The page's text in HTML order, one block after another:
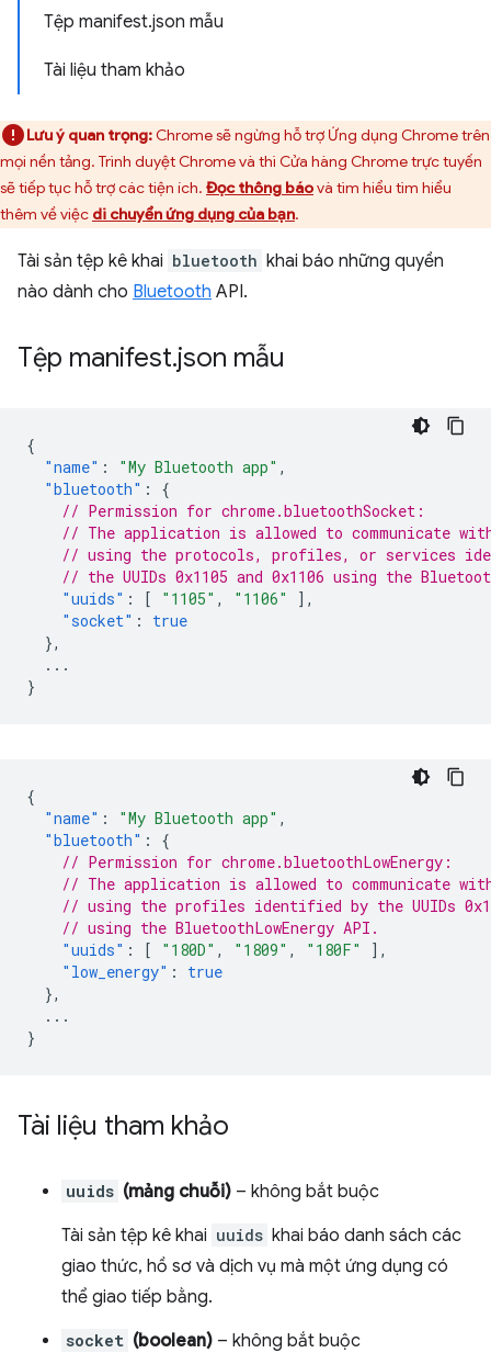
Tệp manifest.json mẫu
Tài liệu tham khảo
Lưu ý quan trọng:Chrome sẽ ngừng hỗ trợ Ứng dụng Chrome trên
mọi nền tảng. Trình duyệt Chrome và thì Cửa hàng Chrome trực tuyến
sẽ tiếp tục hỗ trợ các tiện ích. Đọc thông báovà tìm hiểu tìm hiểu
thêm về việc di chuyển ứng dụng của bạn.
Tài sản tệp kê khai bluetooth khai báo những quyền
nào dành cho Bluetooth API.
Tệp manifest.json mẫu
{
"name" : "My Bluetooth app" ,
"bluetooth" :
{
// Permission for chrome.bluetoothSocket:
// The application is allowed to communicate
// using the protocols, profiles, or services
// the UUIDs 0x1105 and 0x1106 using the
"uuids" : [ "1105" , "1106"
],
"socket" :
true
},
...
}
{
"name" : "My Bluetooth app" ,
"bluetooth" :
{
// Permission for chrome.bluetoothLowEnergy:
// The application is allowed to communicate
// using the profiles identified by the UUIDs
// using the BluetoothLowEnergy API.
"uuids" : [ "180D" , "1809" , "180F"
],
"low_energy" :
true
},
...
}
Tài liệu tham khảo
uuids (mảng chuỗi) – không bắt buộc
Tài sản tệp kê khai uuids khai báo danh sách các
giao thức, hồ sơ và dịch vụ mà một ứng dụng có
thể giao tiếp bằng.
socket (boolean) – không bắt buộc